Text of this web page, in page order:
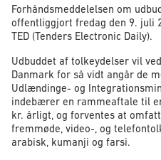
Forhåndsmeddelelsen om
offentliggjort fredag den 9. juli
TED (Tenders Electronic Daily).
Udbuddet af tolkeydelser vil
Danmark for så vidt angår de
Udlændinge- og
indebærer en rammeaftale til
kr. årligt, og forventes at
fremmøde, video-, og
arabisk, kumanji og farsi.